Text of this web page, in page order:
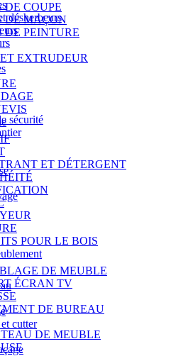
désherbeurs
sécurité
cutter
DE COUPE
DE MAÇON
DE PEINTURE
EXTRUDEUR
ET DÉTERGENT
POUR LE BOIS
DE MEUBLE
ÉCRAN TV
DE BUREAU
DE MEUBLE